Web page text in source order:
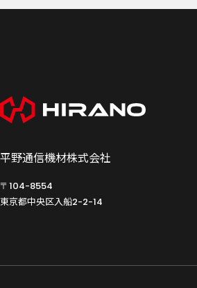
平野通信機材株式会社
〒104-8554
東京都中央区入船2-2-14